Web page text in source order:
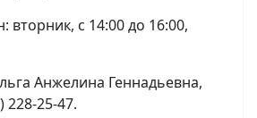
вторник, с 14:00 до 16:00,
Анжелина Геннадьевна,
228-25-47.